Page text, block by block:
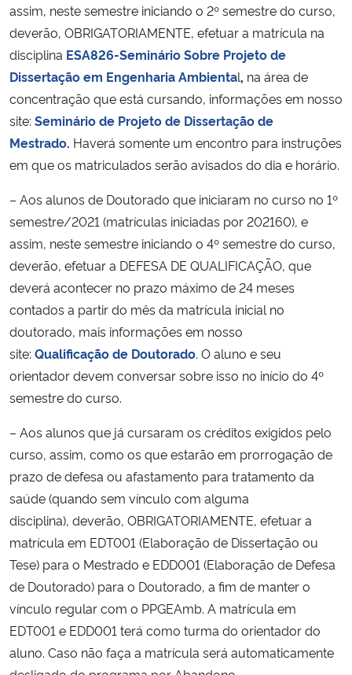
assim, neste semestre iniciando o 2º semestre do curso,
deverão, OBRIGATORIAMENTE, efetuar a matrícula na
disciplina ESA826-Seminário Sobre Projeto de
Dissertação em Engenharia Ambiental, na área de
concentração que está cursando, informações em nosso
site: Seminário de Projeto de Dissertação de
Mestrado. Haverá somente um encontro para instruções
em que os matriculados serão avisados do dia e horário.
– Aos alunos de Doutorado que iniciaram no curso no 1º
semestre/2021 (matrículas iniciadas por 202160), e
assim, neste semestre iniciando o 4º semestre do curso,
deverão, efetuar a DEFESA DE QUALIFICAÇÃO, que
deverá acontecer no prazo máximo de 24 meses
contados a partir do mês da matrícula inicial no
doutorado, mais informações em nosso
site: Qualificação de Doutorado. O aluno e seu
orientador devem conversar sobre isso no início do 4º
semestre do curso.
– Aos alunos que já cursaram os créditos exigidos pelo
curso, assim, como os que estarão em prorrogação de
prazo de defesa ou afastamento para tratamento da
saúde (quando sem vínculo com alguma
disciplina), deverão, OBRIGATORIAMENTE, efetuar a
matrícula em EDT001 (Elaboração de Dissertação ou
Tese) para o Mestrado e EDD001 (Elaboração de Defesa
de Doutorado) para o Doutorado, a fim de manter o
vínculo regular com o PPGEAmb. A matrícula em
EDT001 e EDD001 terá como turma do orientador do
aluno. Caso não faça a matrícula será automaticamente